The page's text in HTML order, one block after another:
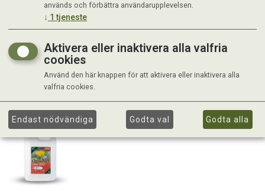
används och förbättra användarupplevelsen.
↓ 1 tjeneste
Aktivera eller inaktivera alla valfria
cookies
Använd den här knappen för att aktivera eller inaktivera alla
valfria cookies.
Endast nödvändiga Godta val Godta alla